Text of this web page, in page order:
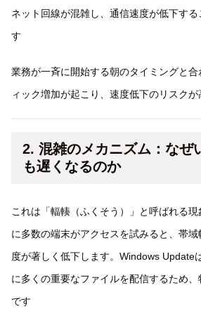
ネット回線が混雑し、通信速度が低下す
す
業務が一斉に開始する朝のタイミングと
ィック増加が起こり、速度低下のリスクが
2. 混雑のメカニズム：なぜ
も遅くなるのか
これは「輻輳（ふくそう）」と呼ばれる
に多数の端末がアクセスを試みると、帯
度が著しく低下します。Windows Update
に多くの重要なファイルを配信するため
です